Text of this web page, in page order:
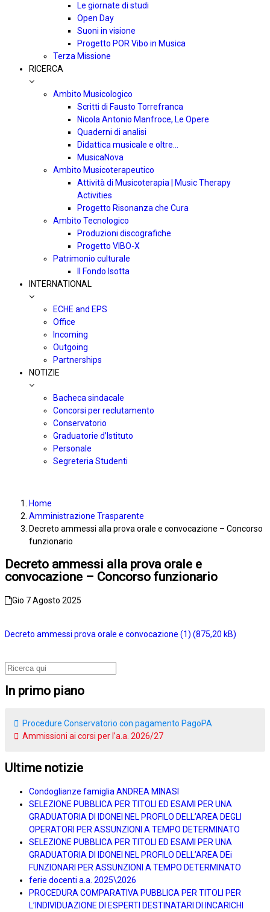
Le giornate di studi
Open Day
Suoni in visione
Progetto POR Vibo in Musica
Terza Missione
RICERCA
Ambito Musicologico
Scritti di Fausto Torrefranca
Nicola Antonio Manfroce, Le Opere
Quaderni di analisi
Didattica musicale e oltre…
MusicaNova
Ambito Musicoterapeutico
Attività di Musicoterapia | Music Therapy
Activities
Progetto Risonanza che Cura
Ambito Tecnologico
Produzioni discografiche
Progetto VIBO-X
Patrimonio culturale
Il Fondo Isotta
INTERNATIONAL
ECHE and EPS
Office
Incoming
Outgoing
Partnerships
NOTIZIE
Bacheca sindacale
Concorsi per reclutamento
Conservatorio
Graduatorie d’Istituto
Personale
Segreteria Studenti
Home
Amministrazione Trasparente
Decreto ammessi alla prova orale e convocazione – Concorso
funzionario
Decreto ammessi alla prova orale e
convocazione – Concorso funzionario
Gio 7 Agosto 2025
Decreto ammessi prova orale e convocazione (1)
In primo piano
Procedure Conservatorio con pagamento PagoPA
Ammissioni ai corsi per l’a.a. 2026/27
Ultime notizie
Condoglianze famiglia ANDREA MINASI
SELEZIONE PUBBLICA PER TITOLI ED ESAMI PER UNA
GRADUATORIA DI IDONEI NEL PROFILO DELL’AREA DEGLI
OPERATORI PER ASSUNZIONI A TEMPO DETERMINATO
SELEZIONE PUBBLICA PER TITOLI ED ESAMI PER UNA
GRADUATORIA DI IDONEI NEL PROFILO DELL’AREA DEi
FUNZIONARI PER ASSUNZIONI A TEMPO DETERMINATO
ferie docenti a.a. 2025\2026
PROCEDURA COMPARATIVA PUBBLICA PER TITOLI PER
L’INDIVIDUAZIONE DI ESPERTI DESTINATARI DI INCARICHI